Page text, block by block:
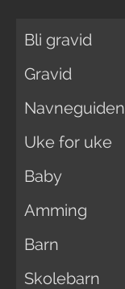
Bli gravid
Gravid
Navneguiden
Uke for uke
Baby
Amming
Barn
Skolebarn